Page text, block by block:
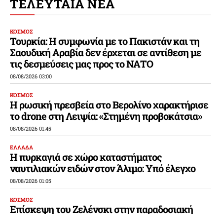
ΤΕΛΕΥΤΑΙΑ ΝΕΑ
ΚΟΣΜΟΣ
Τουρκία: Η συμφωνία με το Πακιστάν και τη
Σαουδική Αραβία δεν έρχεται σε αντίθεση με
τις δεσμεύσεις μας προς το ΝΑΤΟ
08/08/2026 03:00
ΚΟΣΜΟΣ
Η ρωσική πρεσβεία στο Βερολίνο χαρακτήρισε
το drone στη Λειψία: «Στημένη προβοκάτσια»
08/08/2026 01:45
ΕΛΛΑΔΑ
Η πυρκαγιά σε χώρο καταστήματος
ναυτιλιακών ειδών στον Άλιμο: Υπό έλεγχο
08/08/2026 01:05
ΚΟΣΜΟΣ
Επίσκεψη του Ζελένσκι στην παραδοσιακή